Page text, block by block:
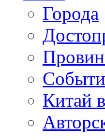
Города
Китай